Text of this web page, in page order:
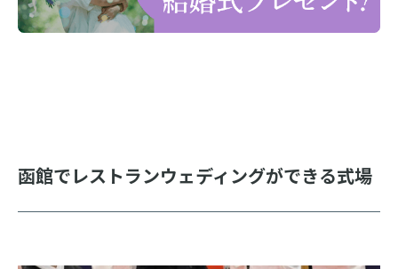
函館でレストランウェディングができる式場